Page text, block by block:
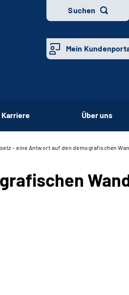
Suchen
Mein
Karriere Über uns
- eine Antwort auf den demografischen